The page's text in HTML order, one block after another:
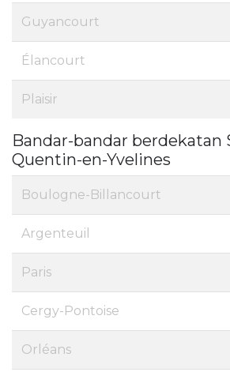
Guyancourt
Élancourt
Plaisir
Bandar-bandar berdekatan
Quentin-en-Yvelines
Boulogne-Billancourt
Argenteuil
Paris
Cergy-Pontoise
Orléans